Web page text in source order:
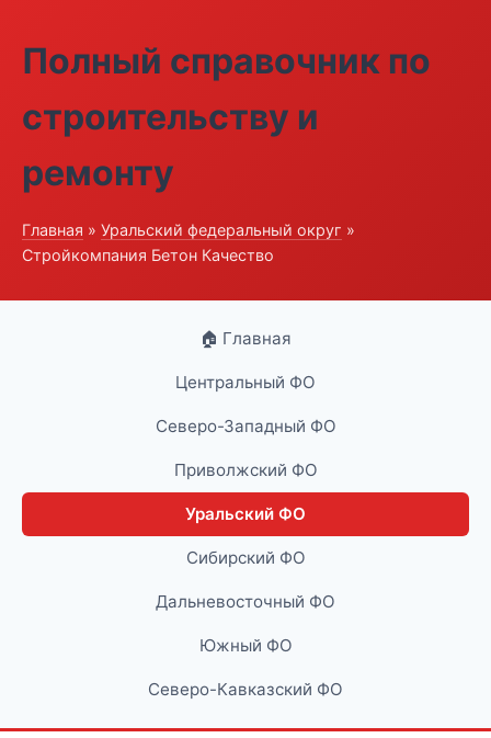
Полный справочник по
строительству и
ремонту
Главная » Уральский федеральный округ »
Стройкомпания Бетон Качество
🏠 Главная
Центральный ФО
Северо-Западный ФО
Приволжский ФО
Уральский ФО
Сибирский ФО
Дальневосточный ФО
Южный ФО
Северо-Кавказский ФО